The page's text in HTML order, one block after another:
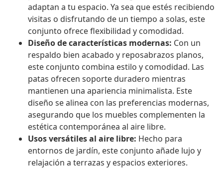
adaptan a tu espacio. Ya sea que estés recibiendo
visitas o disfrutando de un tiempo a solas, este
conjunto ofrece flexibilidad y comodidad.
Diseño de características modernas: Con un
respaldo bien acabado y reposabrazos planos,
este conjunto combina estilo y comodidad. Las
patas ofrecen soporte duradero mientras
mantienen una apariencia minimalista. Este
diseño se alinea con las preferencias modernas,
asegurando que los muebles complementen la
estética contemporánea al aire libre.
Usos versátiles al aire libre: Hecho para
entornos de jardín, este conjunto añade lujo y
relajación a terrazas y espacios exteriores.